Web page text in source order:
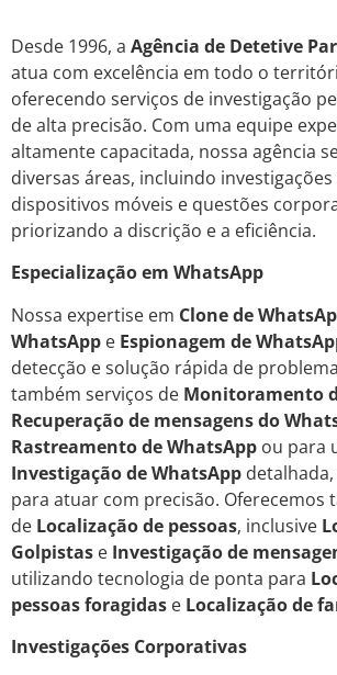
Desde 1996, a Agência de Detetive
atua com excelência em todo o
oferecendo serviços de investigação
de alta precisão. Com uma equipe
altamente capacitada, nossa agência
diversas áreas, incluindo
dispositivos móveis e questões
priorizando a discrição e a eficiência.
Especialização em WhatsApp
Nossa expertise em Clone de
WhatsApp e Espionagem de
detecção e solução rápida de
também serviços de Monitoramento
Recuperação de mensagens do
Rastreamento de WhatsApp ou para
Investigação de WhatsApp
para atuar com precisão. Oferecemos
de Localização de pessoas, inclusive
Golpistas e Investigação de
utilizando tecnologia de ponta para
pessoas foragidas e Localização de
Investigações Corporativas